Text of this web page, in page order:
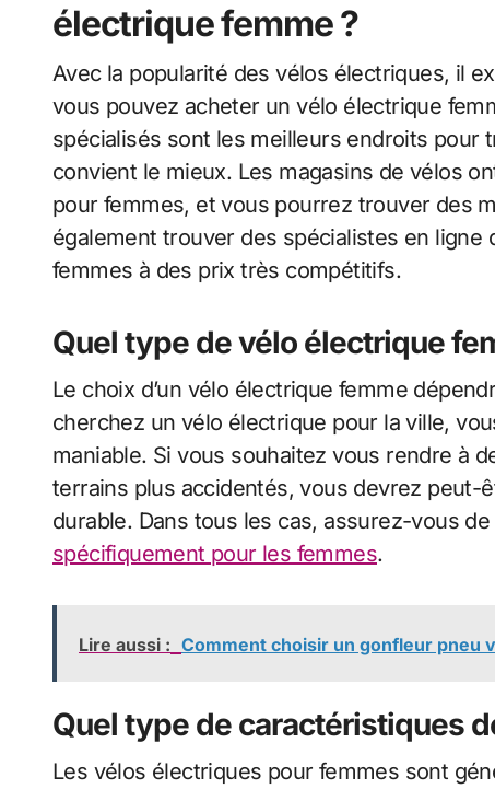
électrique femme ?
Avec la popularité des vélos électriques, il
vous pouvez acheter un vélo électrique
spécialisés sont les meilleurs endroits pour
convient le mieux. Les magasins de vélos
pour femmes, et vous pourrez trouver des
également trouver des spécialistes en
femmes à des prix très compétitifs.
Quel type de vélo électrique
Le choix d’un vélo électrique femme
cherchez un vélo électrique pour la ville,
maniable. Si vous souhaitez vous rendre à
terrains plus accidentés, vous devrez
durable. Dans tous les cas, assurez-vous
spécifiquement pour les femmes.
Lire aussi : Comment choisir un gonfleur pneu
Quel type de caractéristiques
Les vélos électriques pour femmes sont